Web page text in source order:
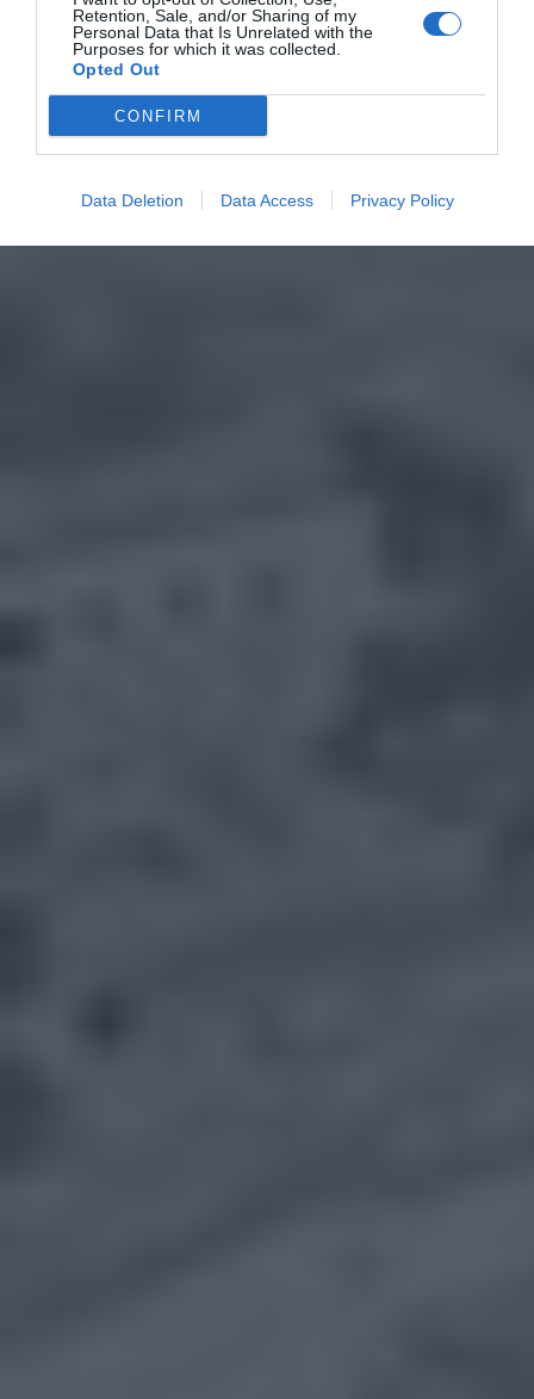
Retention, Sale, and/or Sharing of my
Personal Data that Is Unrelated with the
Purposes for which it was collected.
Opted Out
CONFIRM
Data Deletion Data Access Privacy Policy